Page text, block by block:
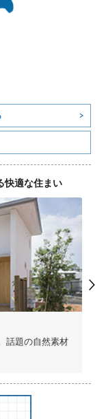
快適な住まい
話題の自然素材